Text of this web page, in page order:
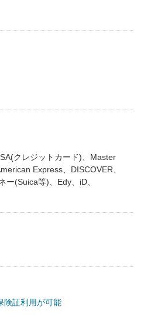
クレジットカード)、Master
Express、DISCOVER、
ー(Suica等)、Edy、iD、
険証利用が可能